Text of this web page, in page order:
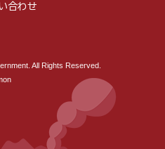
合わせ
All Rights Reserved.